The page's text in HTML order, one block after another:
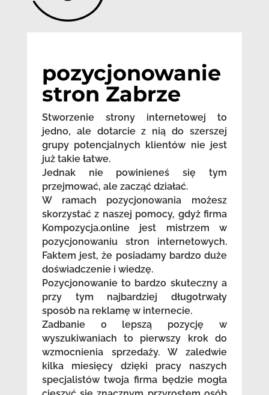
pozycjonowanie
stron Zabrze
Stworzenie strony internetowej to
jedno, ale dotarcie z nią do szerszej
grupy potencjalnych klientów nie jest
już takie łatwe.
Jednak nie powinieneś się tym
przejmować, ale zacząć działać.
W ramach pozycjonowania możesz
skorzystać z naszej pomocy, gdyż firma
Kompozycja.online jest mistrzem w
pozycjonowaniu stron internetowych.
Faktem jest, że posiadamy bardzo duże
doświadczenie i wiedzę.
Pozycjonowanie to bardzo skuteczny a
przy tym najbardziej długotrwały
sposób na reklamę w internecie.
Zadbanie o lepszą pozycję w
wyszukiwaniach to pierwszy krok do
wzmocnienia sprzedaży. W zaledwie
kilka miesięcy dzięki pracy naszych
specjalistów twoja firma będzie mogła